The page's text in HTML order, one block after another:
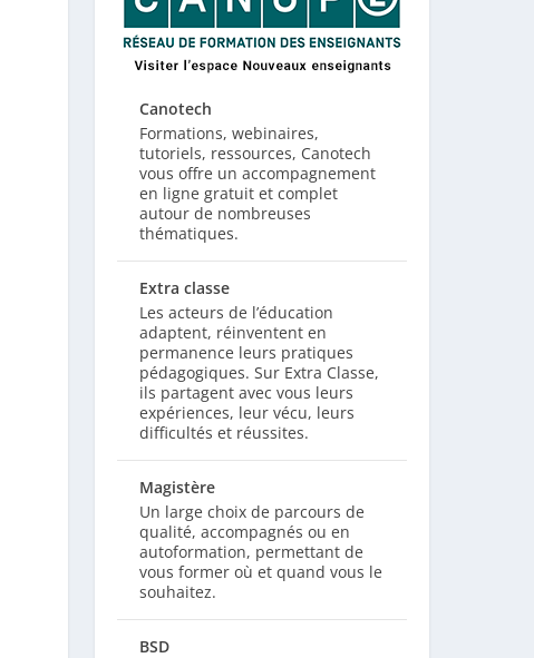
Canotech
Formations, webinaires,
tutoriels, ressources, Canotech
vous offre un accompagnement
en ligne gratuit et complet
autour de nombreuses
thématiques.
Extra classe
Les acteurs de l’éducation
adaptent, réinventent en
permanence leurs pratiques
pédagogiques. Sur Extra Classe,
ils partagent avec vous leurs
expériences, leur vécu, leurs
difficultés et réussites.
Magistère
Un large choix de parcours de
qualité, accompagnés ou en
autoformation, permettant de
vous former où et quand vous le
souhaitez.
BSD